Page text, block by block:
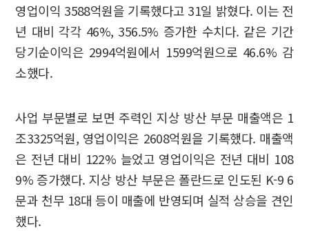
영업이익 3588억원을 기록했다고 31일 밝혔다. 이는 전
년 대비 각각 46%, 356.5% 증가한 수치다. 같은 기간
당기순이익은 2994억원에서 1599억원으로 46.6% 감
소했다.
사업 부문별로 보면 주력인 지상 방산 부문 매출액은 1
조3325억원, 영업이익은 2608억원을 기록했다. 매출액
은 전년 대비 122% 늘었고 영업이익은 전년 대비 108
9% 증가했다. 지상 방산 부문은 폴란드로 인도된 K-9 6
문과 천무 18대 등이 매출에 반영되며 실적 상승을 견인
했다.